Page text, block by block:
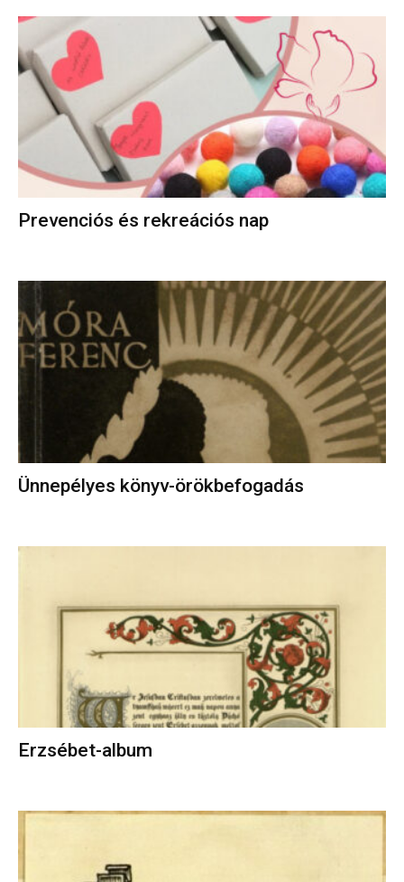
Prevenciós és rekreációs nap
Ünnepélyes könyv-örökbefogadás
Erzsébet-album